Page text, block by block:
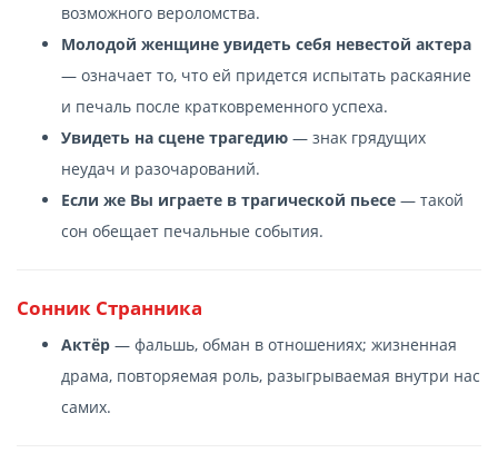
возможного вероломства.
Молодой женщине увидеть себя невестой актера
— означает то, что ей придется испытать раскаяние
и печаль после кратковременного успеха.
Увидеть на сцене трагедию — знак грядущих
неудач и разочарований.
Если же Вы играете в трагической пьесе — такой
сон обещает печальные события.
Сонник Странника
Актёр — фальшь, обман в отношениях; жизненная
драма, повторяемая роль, разыгрываемая внутри нас
самих.